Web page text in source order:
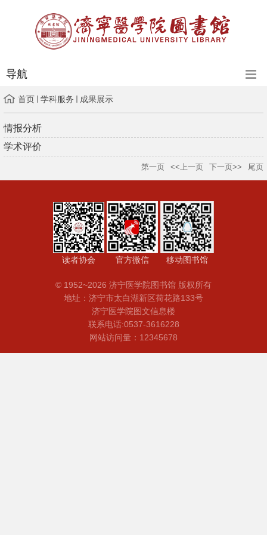
导航
首页 学科服务 成果展示
情报分析
学术评价
第一页 <<上一页 下一页>> 尾页
读者协会 官方微信 移动图书馆
© 1952~2026 济宁医学院图书馆 版权所有
地址：济宁市太白湖新区荷花路133号
济宁医学院图文信息楼
联系电话:0537-3616228
网站访问量：12345678